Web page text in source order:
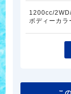
1200cc/
ボディーカラ